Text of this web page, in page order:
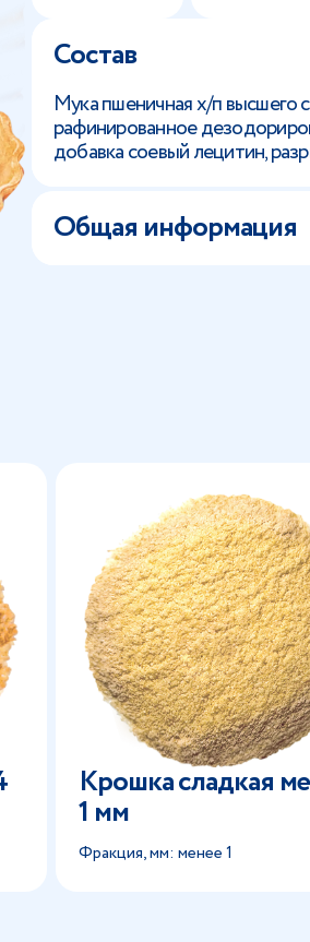
Состав
Мука пшеничная х/п высшего
рафинированное
добавка соевый лецитин,
Общая информация
Крошка сладкая
1 мм
Фракция, мм: менее 1